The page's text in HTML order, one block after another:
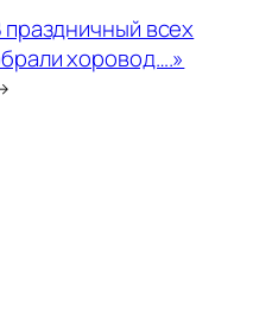
праздничный всех
хоровод….»